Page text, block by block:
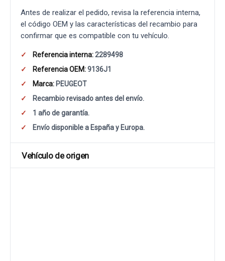
Antes de realizar el pedido, revisa la referencia interna,
el código OEM y las características del recambio para
confirmar que es compatible con tu vehículo.
Referencia interna:2289498
Referencia OEM:9136J1
Marca: PEUGEOT
Recambio revisado antes del envío.
1 año de garantía.
Envío disponible a España y Europa.
Vehículo de origen